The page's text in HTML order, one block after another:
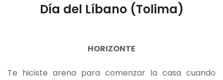
Día del Líbano (Tolima)
HORIZONTE
Te hiciste arena para comenzar la casa cuando